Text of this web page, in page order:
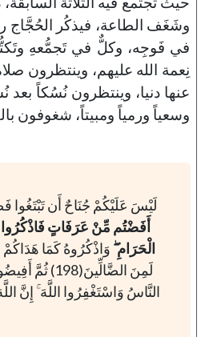
وشَغَف الطاعة، فيذكُر الحُجَّاج
في فَوجِه، وكلٌّ في تَجمُّعهِ
نِعمة الله عليهم، وينتظرون
عنها دنيا، وينتظرون نُسُكاً
وسعياً ورمياً ومبيتاً، شغوفون
لَيْسَ عَلَيْكُمْ جُنَاحٌ أَن تَبْتَغُوا
أَفَضْتُم مِّنْ عَرَفَاتٍ فَاذْكُرُوا
الْحَرَامِ ۖ وَاذْكُرُوهُ كَمَا
لَمِنَ
النَّاسُ وَاسْتَغْفِرُوا اللَّهَ ۚ إِنَّ